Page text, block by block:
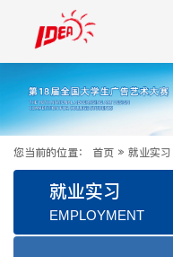
您当前的位置： 首页 » 就业实习
就业实习
EMPLOYMENT